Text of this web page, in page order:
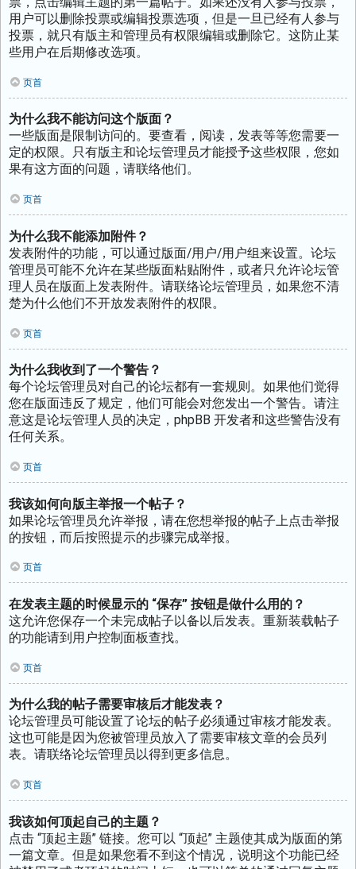
用户可以删除投票或编辑投票选项，但是一旦已经有人参与
投票，就只有版主和管理员有权限编辑或删除它。这防止某
些用户在后期修改选项。
页首
为什么我不能访问这个版面？
一些版面是限制访问的。要查看，阅读，发表等等您需要一
定的权限。只有版主和论坛管理员才能授予这些权限，您如
果有这方面的问题，请联络他们。
页首
为什么我不能添加附件？
发表附件的功能，可以通过版面/用户/用户组来设置。论坛
管理员可能不允许在某些版面粘贴附件，或者只允许论坛管
理人员在版面上发表附件。请联络论坛管理员，如果您不清
楚为什么他们不开放发表附件的权限。
页首
为什么我收到了一个警告？
每个论坛管理员对自己的论坛都有一套规则。如果他们觉得
您在版面违反了规定，他们可能会对您发出一个警告。请注
意这是论坛管理人员的决定，phpBB 开发者和这些警告没有
任何关系。
页首
我该如何向版主举报一个帖子？
如果论坛管理员允许举报，请在您想举报的帖子上点击举报
的按钮，而后按照提示的步骤完成举报。
页首
在发表主题的时候显示的 “保存” 按钮是做什么用的？
这允许您保存一个未完成帖子以备以后发表。重新装载帖子
的功能请到用户控制面板查找。
页首
为什么我的帖子需要审核后才能发表？
论坛管理员可能设置了论坛的帖子必须通过审核才能发表。
这也可能是因为您被管理员放入了需要审核文章的会员列
表。请联络论坛管理员以得到更多信息。
页首
我该如何顶起自己的主题？
点击 “顶起主题” 链接。您可以 “顶起” 主题使其成为版面的第
一篇文章。但是如果您看不到这个情况，说明这个功能已经